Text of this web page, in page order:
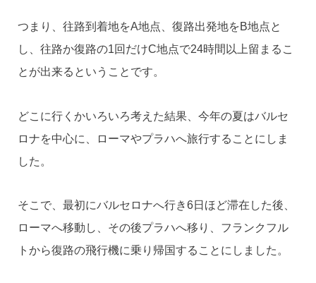
つまり、往路到着地をA地点、復路出発地をB地点と
し、往路か復路の1回だけC地点で24時間以上留まるこ
とが出来るということです。
どこに行くかいろいろ考えた結果、今年の夏はバルセ
ロナを中心に、ローマやプラハへ旅行することにしま
した。
そこで、最初にバルセロナへ行き6日ほど滞在した後、
ローマへ移動し、その後プラハへ移り、フランクフル
トから復路の飛行機に乗り帰国することにしました。